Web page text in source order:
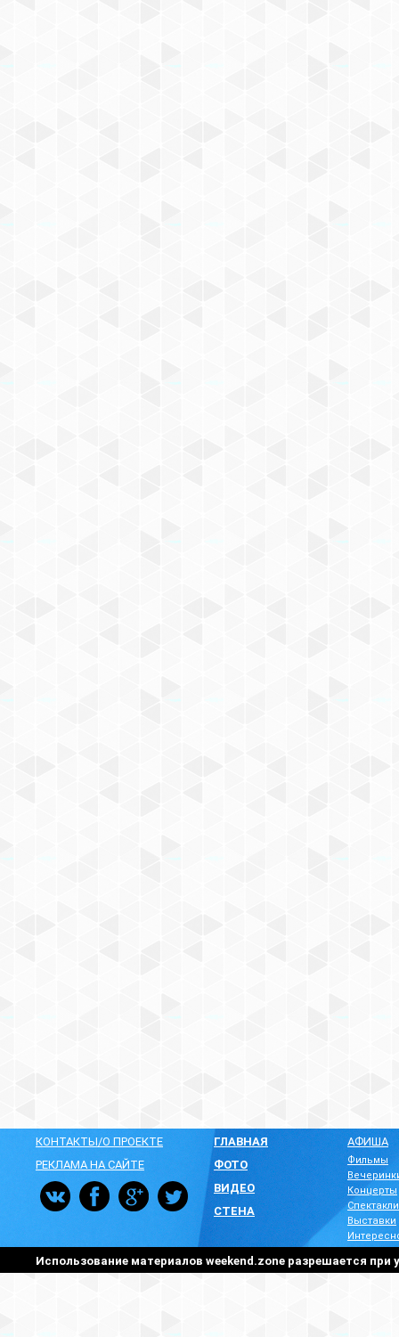
КОНТАКТЫ/О ПРОЕКТЕ
РЕКЛАМА НА САЙТЕ
ГЛАВНАЯ
ФОТО
ВИДЕО
СТЕНА
АФИША
Фильмы
Концерты
Спектакли
Выставки
Использование материалов weekend.zone разрешается